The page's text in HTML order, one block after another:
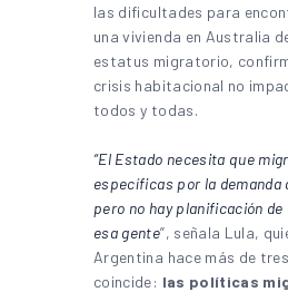
las dificultades para
una vivienda en Australia
estatus migratorio,
crisis habitacional no
todos y todas.
“El Estado necesita que
específicas por la demanda
pero no hay planificación de
esa gente”, señala Lula,
Argentina hace más de
coincide: las políticas